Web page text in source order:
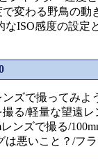
変わる野鳥の動
ISO感度の設定
ズで撮ってみよ
る/軽量な望遠
ンズで撮る/
悪いこと？/フ